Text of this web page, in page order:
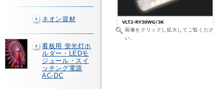
ネオン資材
看板用 蛍光灯ホ
ルダー・LEDモ
ジュール・スイ
ッチング電源
AC-DC
画像をクリックし拡大してご覧くださ
い。